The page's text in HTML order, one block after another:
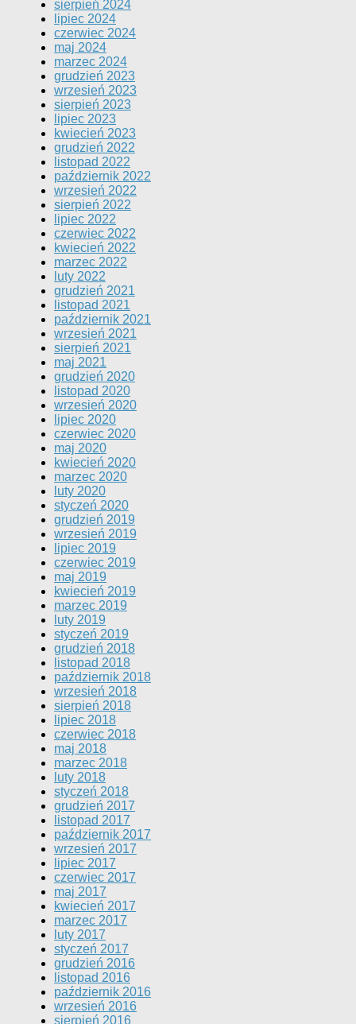
sierpień 2024
lipiec 2024
czerwiec 2024
maj 2024
marzec 2024
grudzień 2023
wrzesień 2023
sierpień 2023
lipiec 2023
kwiecień 2023
grudzień 2022
listopad 2022
październik 2022
wrzesień 2022
sierpień 2022
lipiec 2022
czerwiec 2022
kwiecień 2022
marzec 2022
luty 2022
grudzień 2021
listopad 2021
październik 2021
wrzesień 2021
sierpień 2021
maj 2021
grudzień 2020
listopad 2020
wrzesień 2020
lipiec 2020
czerwiec 2020
maj 2020
kwiecień 2020
marzec 2020
luty 2020
styczeń 2020
grudzień 2019
wrzesień 2019
lipiec 2019
czerwiec 2019
maj 2019
kwiecień 2019
marzec 2019
luty 2019
styczeń 2019
grudzień 2018
listopad 2018
październik 2018
wrzesień 2018
sierpień 2018
lipiec 2018
czerwiec 2018
maj 2018
marzec 2018
luty 2018
styczeń 2018
grudzień 2017
listopad 2017
październik 2017
wrzesień 2017
lipiec 2017
czerwiec 2017
maj 2017
kwiecień 2017
marzec 2017
luty 2017
styczeń 2017
grudzień 2016
listopad 2016
październik 2016
wrzesień 2016
sierpień 2016